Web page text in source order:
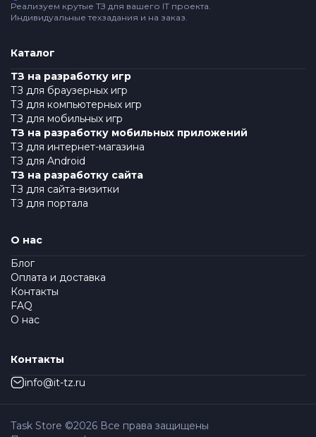
Реализуем крутые ТЗ для вашего IT проекта.
Индивидуальные техзадания и на заказ.
Каталог
ТЗ на разработку игр
ТЗ для браузерных игр
ТЗ для компьютерных игр
ТЗ для мобильных игр
ТЗ на разработку мобильных приложений
ТЗ для интернет-магазина
ТЗ для Android
ТЗ на разработку сайта
ТЗ для сайта-визитки
ТЗ для портала
О нас
Блог
Оплата и доставка
Контакты
FAQ
О нас
Контакты
info@it-tz.ru
Task Store ©2026 Все права защищены